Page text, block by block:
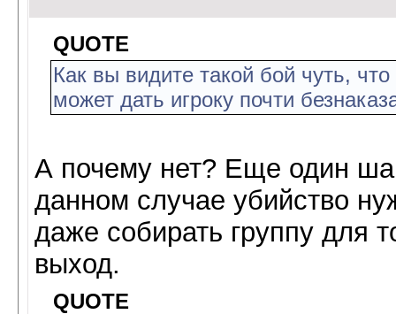
QUOTE
Как вы видите такой бой чуть,
может дать игроку почти
А почему нет? Еще один
данном случае убийство
даже собирать группу для
выход.
QUOTE